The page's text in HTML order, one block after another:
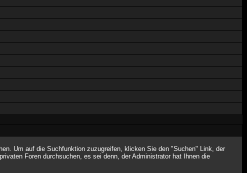
Um auf die Suchfunktion zuzugreifen, klicken Sie den "Suchen" Link, der
Foren durchsuchen, es sei denn, der Administrator hat Ihnen die